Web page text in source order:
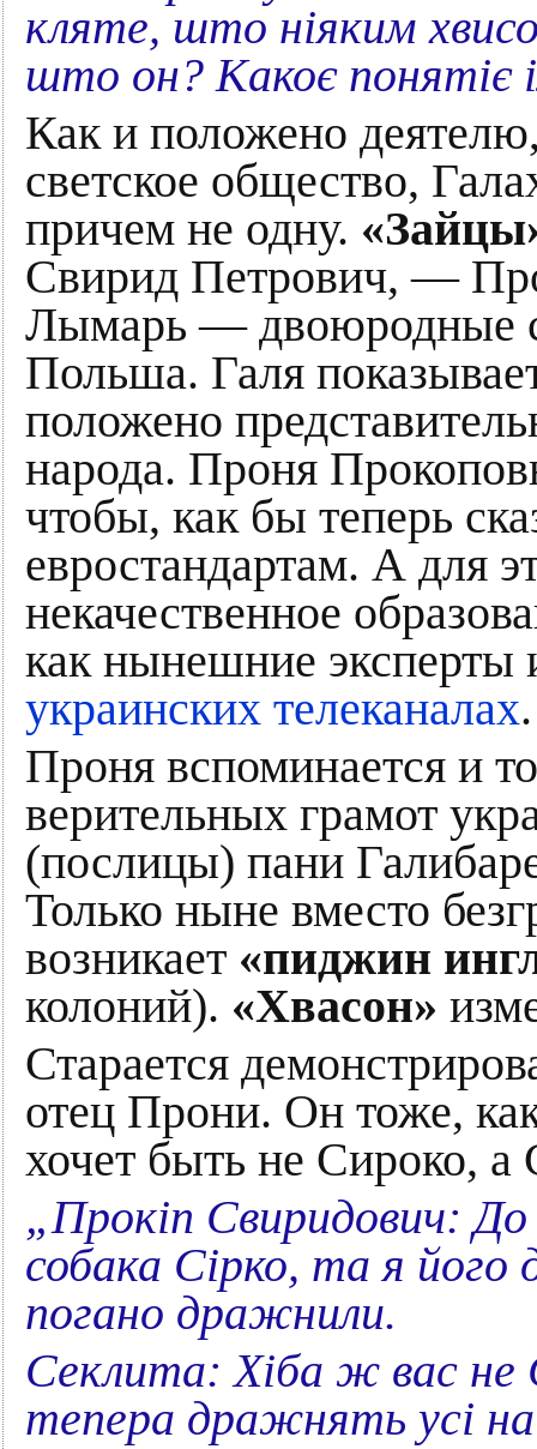
кляте, што ніяким
што он? Какоє понятіє
Как и положено
светское общество,
причем не одну.
Свирид Петрович, —
Лымарь — двоюродные
Польша. Галя
положено
народа. Проня
чтобы, как бы теперь
евростандартам. А для
некачественное
как нынешние
украинских телеканалах.
Проня вспоминается и
верительных грамот
(послицы) пани
Только ныне вместо
возникает «пиджин
колоний). «Хвасон»
Старается
отец Прони. Он тоже,
хочет быть не Сироко,
„Прокіп Свиридович:
собака Сірко, та я його
погано дражнили.
Секлита: Хіба ж вас
тепера дражнять усі